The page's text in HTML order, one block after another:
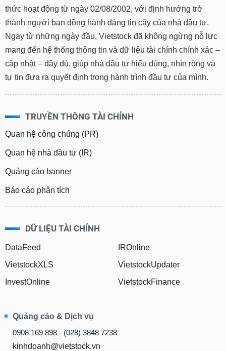
thức hoạt động từ ngày 02/08/2002, với định hướng trở
thành người bạn đồng hành đáng tin cậy của nhà đầu tư.
Ngay từ những ngày đầu, Vietstock đã không ngừng nỗ lực
mang đến hệ thống thông tin và dữ liệu tài chính chính xác –
cập nhật – đầy đủ, giúp nhà đầu tư hiểu đúng, nhìn rộng và
tự tin đưa ra quyết định trong hành trình đầu tư của mình.
TRUYỀN THÔNG TÀI CHÍNH
Quan hệ công chúng (PR)
Quan hệ nhà đầu tư (IR)
Quảng cáo banner
Báo cáo phân tích
DỮ LIỆU TÀI CHÍNH
DataFeed
VietstockXLS
InvestOnline
IROnline
VietstockUpdater
VietstockFinance
Quảng cáo & Dịch vụ
0908 169 898 - (028) 3848 7238
kinhdoanh@vietstock.vn